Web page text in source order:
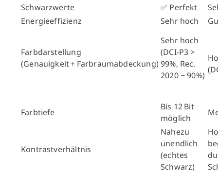
Schwarzwerte
✅ Perfekt
Energieeffizienz
Sehr hoch
Farbdarstellung
(Genauigkeit + Farbraumabdeckung)
Sehr hoch
(DCI-P3 >
99%, Rec.
2020 ~ 90%)
Farbtiefe
Bis 12 Bit
möglich
Kontrastverhältnis
Nahezu
unendlich
(echtes
Schwarz)